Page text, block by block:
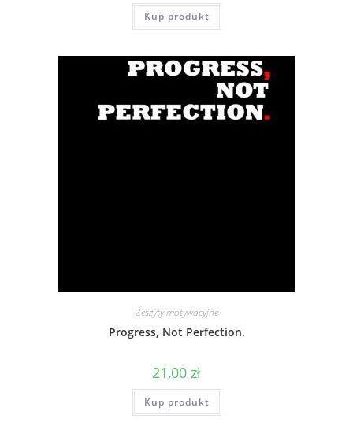
Kup produkt
Zeszyty motywacyjne
Progress, Not Perfection.
21,00 zł
Kup produkt